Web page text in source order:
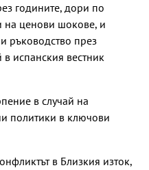
годините, дори по
на ценови шокове, и
ръководство през
испанския вестник
в случай на
политики в ключови
в Близкия изток,